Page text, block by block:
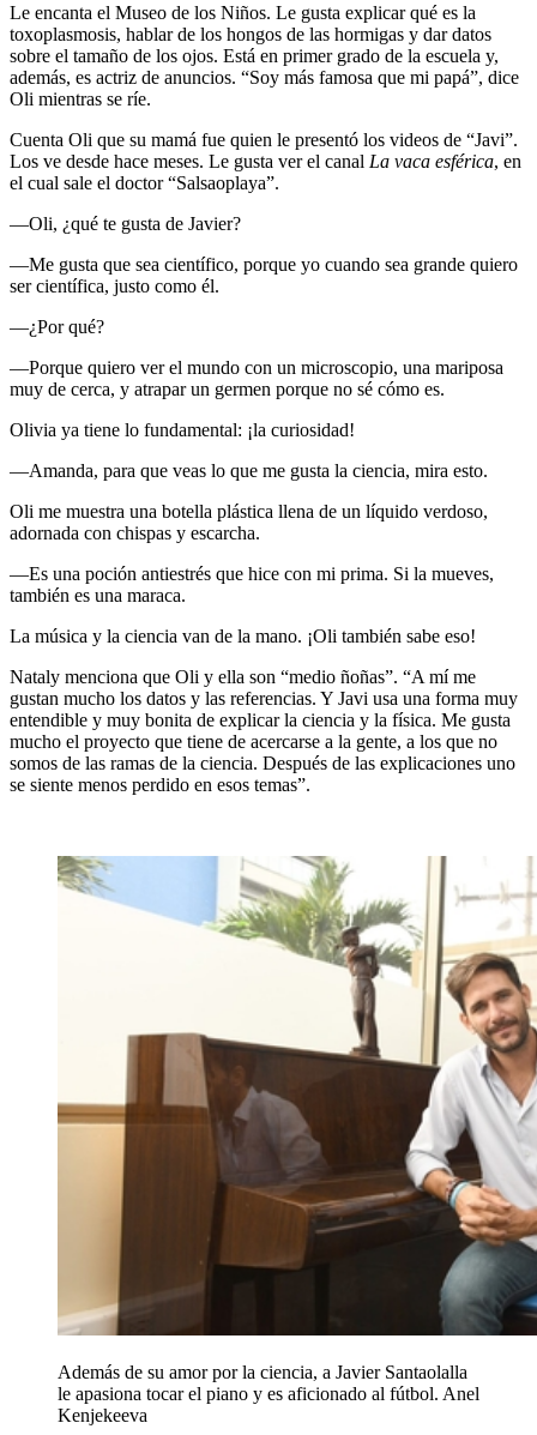
Le encanta el Museo de los Niños. Le gusta explicar qué es la
toxoplasmosis, hablar de los hongos de las hormigas y dar datos
sobre el tamaño de los ojos. Está en primer grado de la escuela y,
además, es actriz de anuncios. “Soy más famosa que mi papá”, dice
Oli mientras se ríe.
Cuenta Oli que su mamá fue quien le presentó los videos de “Javi”.
Los ve desde hace meses. Le gusta ver el canal La vaca esférica, en
el cual sale el doctor “Salsaoplaya”.
—Oli, ¿qué te gusta de Javier?
—Me gusta que sea científico, porque yo cuando sea grande quiero
ser científica, justo como él.
—¿Por qué?
—Porque quiero ver el mundo con un microscopio, una mariposa
muy de cerca, y atrapar un germen porque no sé cómo es.
Olivia ya tiene lo fundamental: ¡la curiosidad!
—Amanda, para que veas lo que me gusta la ciencia, mira esto.
Oli me muestra una botella plástica llena de un líquido verdoso,
adornada con chispas y escarcha.
—Es una poción antiestrés que hice con mi prima. Si la mueves,
también es una maraca.
La música y la ciencia van de la mano. ¡Oli también sabe eso!
Nataly menciona que Oli y ella son “medio ñoñas”. “A mí me
gustan mucho los datos y las referencias. Y Javi usa una forma muy
entendible y muy bonita de explicar la ciencia y la física. Me gusta
mucho el proyecto que tiene de acercarse a la gente, a los que no
somos de las ramas de la ciencia. Después de las explicaciones uno
se siente menos perdido en esos temas”.
Además de su amor por la ciencia, a Javier Santaolalla
le apasiona tocar el piano y es aficionado al fútbol. Anel
Kenjekeeva